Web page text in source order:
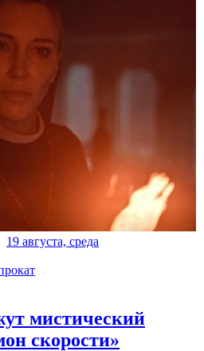
19 августа, среда
мистический
скорости»